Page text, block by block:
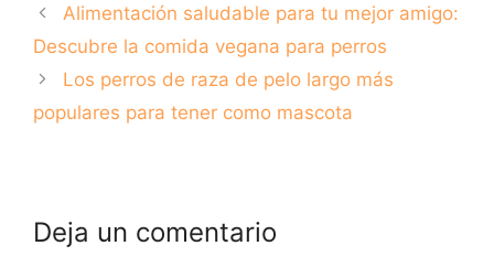
Alimentación saludable para tu mejor amigo:
Descubre la comida vegana para perros
Los perros de raza de pelo largo más
populares para tener como mascota
Deja un comentario